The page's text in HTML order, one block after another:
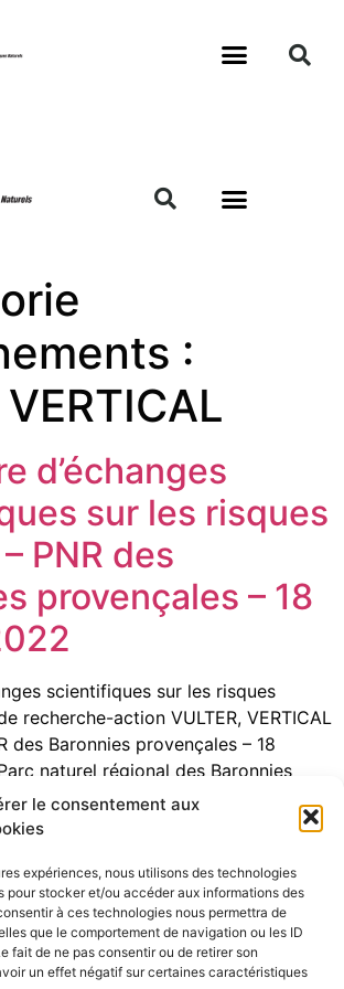
le consentement aux
expériences, nous utilisons des technologies
pour stocker et/ou accéder aux informations des
à ces technologies nous permettra de
que le comportement de navigation ou les ID
fait de ne pas consentir ou de retirer son
un effet négatif sur certaines caractéristiques
:
d’échanges
sur les risques
PNR des
provençales – 18
scientifiques sur les risques
recherche-action VULTER, VERTICAL
des Baronnies provençales – 18
naturel régional des Baronnies
avec l’INRAe et le PARN, ont
une matinée de restitution et
[…]